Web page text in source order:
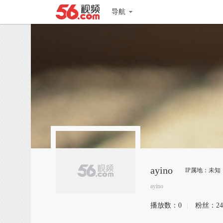
导航
ayino IP属地：未知
ayino
播放数： 0 粉丝：